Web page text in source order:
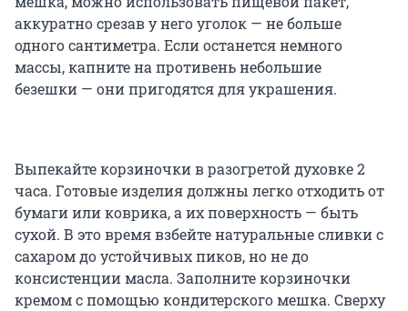
аккуратно срезав у него уголок — не больше
одного сантиметра. Если останется немного
массы, капните на противень небольшие
безешки — они пригодятся для украшения.
Выпекайте корзиночки в разогретой духовке 2
часа. Готовые изделия должны легко отходить от
бумаги или коврика, а их поверхность — быть
сухой. В это время взбейте натуральные сливки с
сахаром до устойчивых пиков, но не до
консистенции масла. Заполните корзиночки
кремом с помощью кондитерского мешка. Сверху